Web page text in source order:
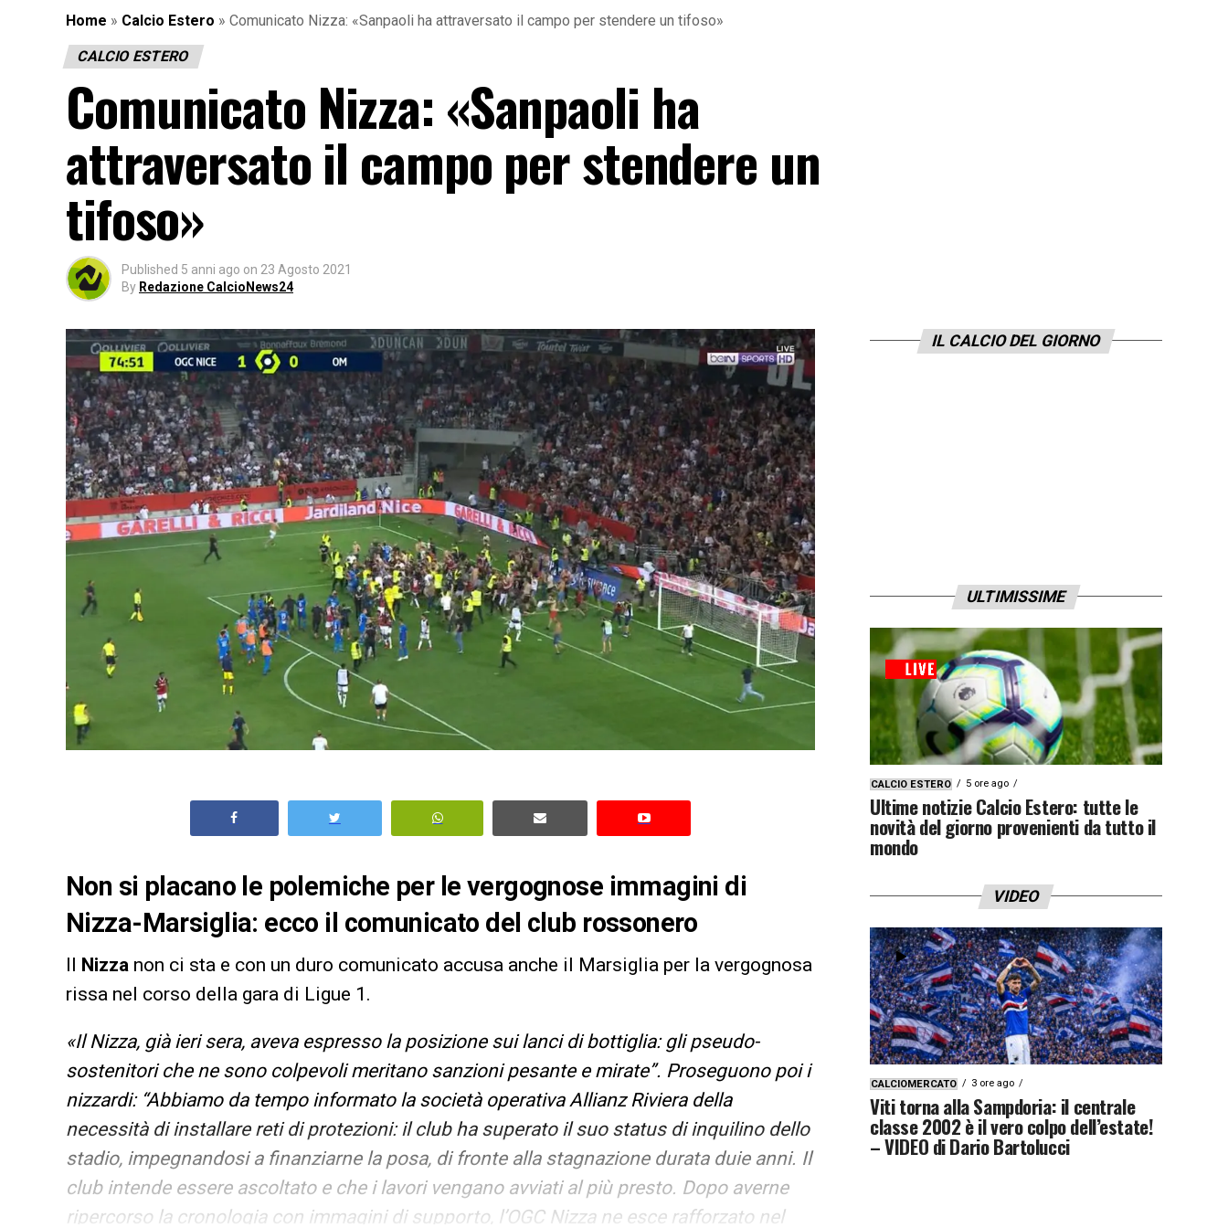
Home » Calcio Estero » Comunicato Nizza: «Sanpaoli ha attraversato il campo per stendere un tifoso»
CALCIO ESTERO
Comunicato Nizza: «Sanpaoli ha
attraversato il campo per stendere un
tifoso»
Published 5 anni ago on 23 Agosto 2021
By Redazione CalcioNews24
Non si placano le polemiche per le vergognose immagini di
Nizza-Marsiglia: ecco il comunicato del club rossonero
Il Nizza non ci sta e con un duro comunicato accusa anche il Marsiglia per la vergognosa
rissa nel corso della gara di Ligue 1.
«Il Nizza, già ieri sera, aveva espresso la posizione sui lanci di bottiglia: gli pseudo-
sostenitori che ne sono colpevoli meritano sanzioni pesante e mirate”. Proseguono poi i
nizzardi: “Abbiamo da tempo informato la società operativa Allianz Riviera della
necessità di installare reti di protezioni: il club ha superato il suo status di inquilino dello
stadio, impegnandosi a finanziarne la posa, di fronte alla stagnazione durata duie anni. Il
club intende essere ascoltato e che i lavori vengano avviati al più presto. Dopo averne
ripercorso la cronologia con immagini di supporto, l’OGC Nizza ne esce rafforzato nel
IL CALCIO DEL GIORNO
ULTIMISSIME
CALCIO ESTERO 5 ore ago
Ultime notizie Calcio Estero: tutte le
novità del giorno provenienti da tutto il
mondo
VIDEO
CALCIOMERCATO 3 ore ago
Viti torna alla Sampdoria: il centrale
classe 2002 è il vero colpo dell’estate!
– VIDEO di Dario Bartolucci